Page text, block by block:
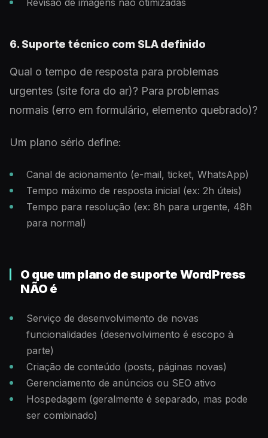
Revisão de imagens não otimizadas
6. Suporte técnico com SLA definido
Qual o tempo de resposta para problemas
urgentes (site fora do ar)? Para problemas
normais (erro em formulário, elemento quebrado)?
Um plano sério define:
Canal de acionamento (e-mail, ticket, WhatsApp)
Tempo máximo de resposta inicial (ex: 2h úteis)
Tempo para resolução (ex: 8h para urgente, 48h
para normal)
O que um plano de suporte WordPress
NÃO é
Serviço de desenvolvimento de novas
funcionalidades (desenvolvimento é escopo à
parte)
Criação de conteúdo (posts, páginas novas)
Gerenciamento de anúncios ou SEO ativo
Hospedagem (geralmente é separado, mas pode
ser combinado)